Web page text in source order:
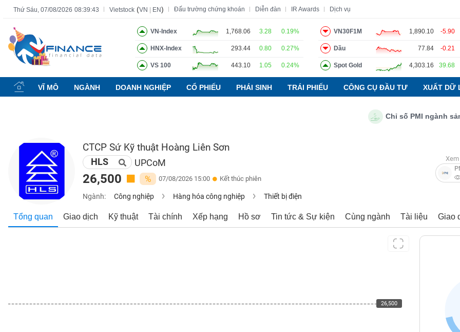
Thứ Sáu, 07/08/2026 08:39:44 Vietstock (VN EN) Đấu trường chứng khoán Diễn đàn IR Awards Dịch vụ
VN-Index 1,768.06 3.28 0.19%
HNX-Index 293.44 0.80 0.27%
VS 100 443.10 1.05 0.24%
VN30F1M 1,890.10 -5.90
Dầu 77.84 -0.21
Spot Gold 4,303.16 39.68
VĨ MÔ NGÀNH DOANH NGHIỆP CỔ PHIẾU PHÁI SINH TRÁI PHIẾU CÔNG CỤ ĐẦU TƯ XUẤT DỮ
Chỉ số PMI ngành sản
CTCP Sứ Kỹ thuật Hoàng Liên Sơn
HLS UPCoM
26,500 % 07/08/2026 15:00 Kết thúc phiên
Ngành: Công nghiệp Hàng hóa công nghiệp Thiết bị điện
Tổng quan Giao dịch Kỹ thuật Tài chính Xếp hạng Hồ sơ Tin tức & Sự kiện Cùng ngành Tài liệu Giao
26,500
26,500
Tất cả Tính năng Ngành Mã chứng khoán Lãnh đạo Báo cáo phân tích Thuật ngữ
Tính
năng
(-)
CHỨNG
KHOÁN
NGHIỆP